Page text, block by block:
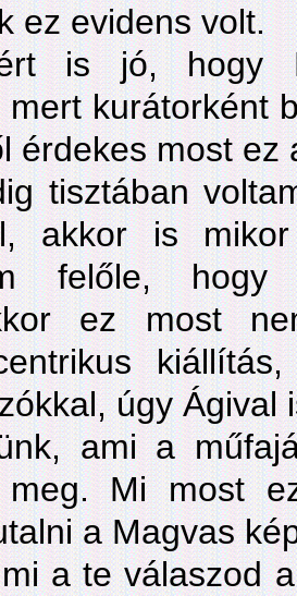
ez evidens volt.
is jó, hogy
kurátorként
érdekes most ez
tisztában
akkor is
felőle,
ez most
úgy Ágival
ami a
meg. Mi most
a Magvas
a te válaszod